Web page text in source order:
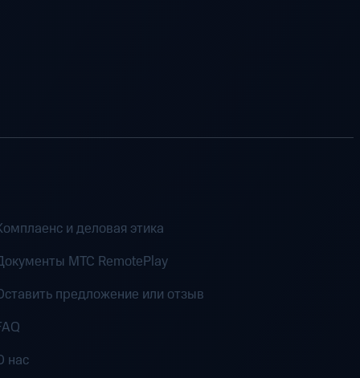
и деловая этика
MTC RemotePlay
предложение или отзыв
нас